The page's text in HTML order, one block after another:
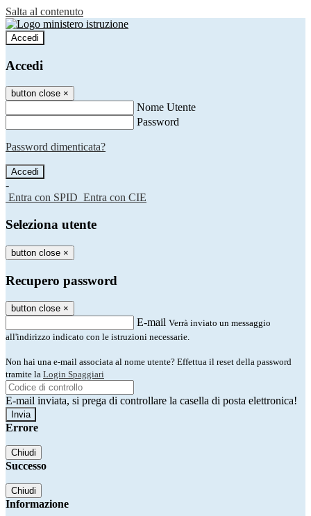
Salta al contenuto
Accedi
Accedi
button close ×
Nome Utente
Password
Password dimenticata?
-
Entra con SPID Entra con CIE
Seleziona utente
button close ×
Recupero password
button close ×
E-mail Verrà inviato un messaggio
all'indirizzo indicato con le istruzioni necessarie.
Non hai una e-mail associata al nome utente? Effettua il reset della password
tramite la Login Spaggiari
E-mail inviata, si prega di controllare la casella di posta elettronica!
Errore
Chiudi
Successo
Chiudi
Informazione